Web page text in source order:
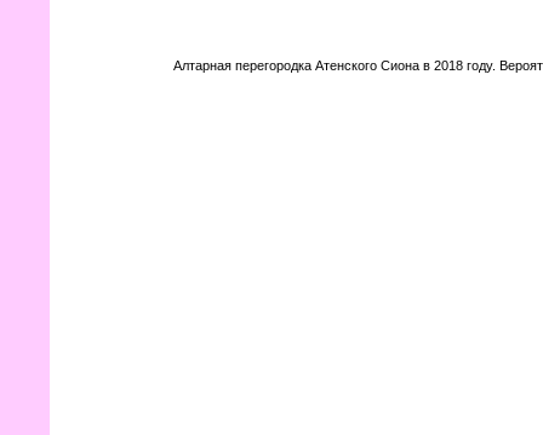
Алтарная перегородка Атенского Сиона в 2018 году.